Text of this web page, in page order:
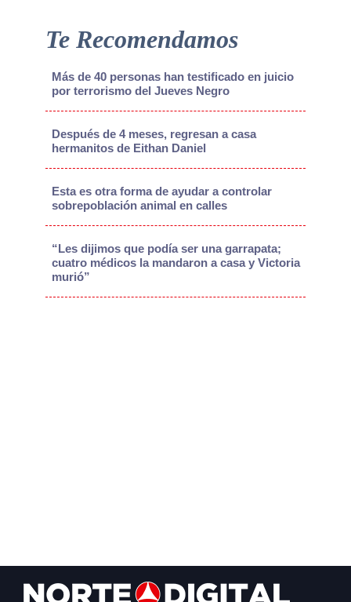
Te Recomendamos
Más de 40 personas han testificado en juicio
por terrorismo del Jueves Negro
Después de 4 meses, regresan a casa
hermanitos de Eithan Daniel
Esta es otra forma de ayudar a controlar
sobrepoblación animal en calles
“Les dijimos que podía ser una garrapata;
cuatro médicos la mandaron a casa y Victoria
murió”
Footer